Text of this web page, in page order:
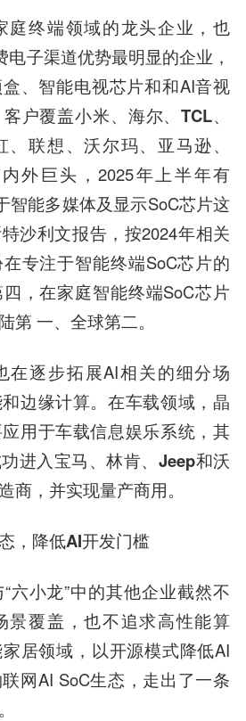
庭终端领域的龙头企业，也
电子渠道优势最明显的企业，
、智能电视芯片和和AI音视
户覆盖小米、海尔、TCL、
联想、沃尔玛、亚马逊、
外巨头，2025年上半年有
智能多媒体及显示SoC芯片这
沙利文报告，按2024年相关
在专注于智能终端SoC芯片的
，在家庭智能终端SoC芯片
第 一、全球第二。
在逐步拓展AI相关的细分场
边缘计算。在车载领域， 晶
用于车载信息娱乐系统，其
进入 宝马、林肯、Jeep和沃
商，并实现量产商用。
，降低AI开发门槛
六小龙”中的其他企业截然不
景覆盖，也不追求高性能算
居领域，以开源模式降低AI
网AI SoC生态，走出了一条